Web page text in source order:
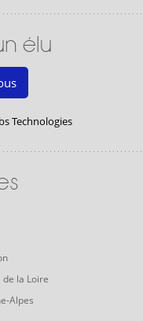
élu
Technologies
la Loire
Alpes